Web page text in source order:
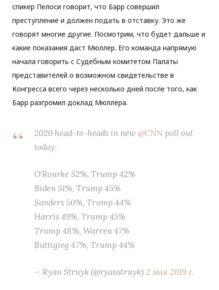
спикер Пелоси говорит, что Барр совершил
преступление и должен подать в отставку. Это же
говорят многие другие. Посмотрим, что будет дальше и
какие показания даст Мюллер. Его команда напрямую
начала говорить с Судебным комитетом Палаты
представителей о возможном свидетельстве в
Конгресса всего через несколько дней после того, как
Барр разгромил доклад Мюллера.
2020 head-to-heads in new @CNNpoll out
today:
O’Rourke 52%, Trump 42%
Biden 51%, Trump 45%
Sanders 50%, Trump 44%
Harris 49%, Trump 45%
Trump 48%, Warren 47%
Buttigieg 47%, Trump 44%
— Ryan Struyk (@ryanstruyk)2 мая 2019 г.